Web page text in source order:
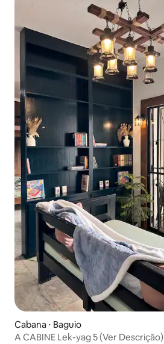
Cabana ⋅ Baguio
A CABINE Lek-yag 5 (Ver Descrição)